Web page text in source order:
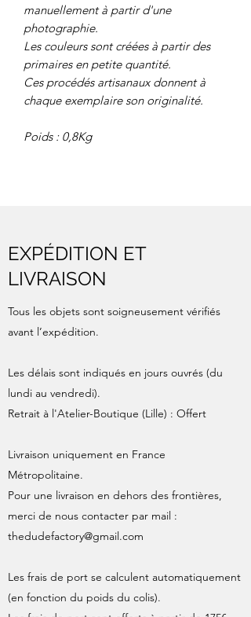
manuellement à partir d'une
photographie.
Les couleurs sont créées à partir des
primaires en petite quantité.
Ces procédés artisanaux donnent à
chaque exemplaire son originalité.
Poids : 0,8Kg
EXPÉDITION ET
LIVRAISON
Tous les objets sont soigneusement vérifiés
avant l’expédition.
Les délais sont indiqués en jours ouvrés (du
lundi au vendredi).
Retrait à l'Atelier-Boutique (Lille) : Offert
Livraison uniquement en France
Métropolitaine.
Pour une livraison en dehors des frontières,
merci de nous contacter par mail :
thedudefactory@gmail.com
Les frais de port se calculent automatiquement
(en fonction du poids du colis).